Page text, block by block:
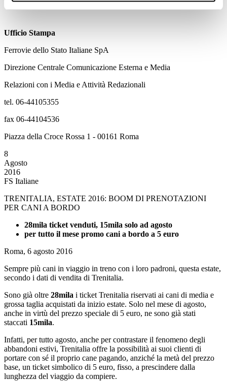
Ufficio Stampa
Ferrovie dello Stato Italiane SpA
Direzione Centrale Comunicazione Esterna e Media
Relazioni con i Media e Attività Redazionali
tel. 06-44105355
fax 06-44104536
Piazza della Croce Rossa 1 - 00161 Roma
8
Agosto
2016
FS Italiane
TRENITALIA, ESTATE 2016: BOOM DI PRENOTAZIONI
PER CANI A BORDO
28mila ticket venduti, 15mila solo ad agosto
per tutto il mese promo cani a bordo a 5 euro
Roma, 6 agosto 2016
Sempre più cani in viaggio in treno con i loro padroni, questa estate,
secondo i dati di vendita di Trenitalia.
Sono già oltre 28mila i ticket Trenitalia riservati ai cani di media e
grossa taglia acquistati da inizio estate. Solo nel mese di agosto,
anche in virtù del prezzo speciale di 5 euro, ne sono già stati
staccati 15mila.
Infatti, per tutto agosto, anche per contrastare il fenomeno degli
abbandoni estivi, Trenitalia offre la possibilità ai suoi clienti di
portare con sé il proprio cane pagando, anziché la metà del prezzo
base, un ticket simbolico di 5 euro, fisso, a prescindere dalla
lunghezza del viaggio da compiere.